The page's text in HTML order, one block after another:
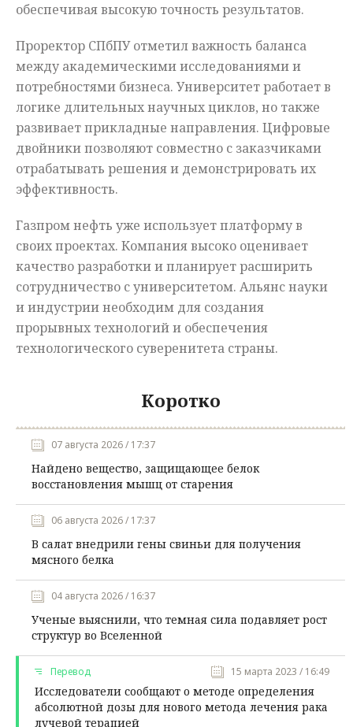
обеспечивая высокую точность результатов.
Проректор СПбПУ отметил важность баланса
между академическими исследованиями и
потребностями бизнеса. Университет работает в
логике длительных научных циклов, но также
развивает прикладные направления. Цифровые
двойники позволяют совместно с заказчиками
отрабатывать решения и демонстрировать их
эффективность.
Газпром нефть уже использует платформу в
своих проектах. Компания высоко оценивает
качество разработки и планирует расширить
сотрудничество с университетом. Альянс науки
и индустрии необходим для создания
прорывных технологий и обеспечения
технологического суверенитета страны.
Коротко
07 августа 2026 / 17:37
Найдено вещество, защищающее белок
восстановления мышц от старения
06 августа 2026 / 17:37
В салат внедрили гены свиньи для получения
мясного белка
04 августа 2026 / 16:37
Ученые выяснили, что темная сила подавляет рост
структур во Вселенной
Перевод 15 марта 2023 / 16:49
Исследователи сообщают о методе определения
абсолютной дозы для нового метода лечения рака
лучевой терапией